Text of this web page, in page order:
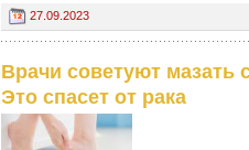
27.09.2023
Врачи советуют
Это спасет от рака